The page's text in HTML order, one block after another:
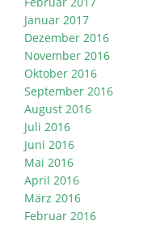
Januar 2017
Dezember 2016
November 2016
Oktober 2016
September 2016
August 2016
Juli 2016
Juni 2016
Mai 2016
April 2016
März 2016
Februar 2016